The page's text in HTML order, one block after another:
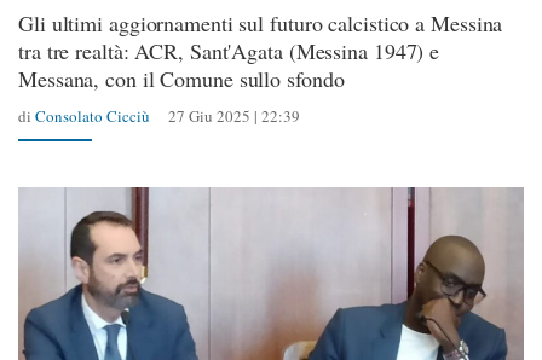
Gli ultimi aggiornamenti sul futuro calcistico a Messina
tra tre realtà: ACR, Sant'Agata (Messina 1947) e
Messana, con il Comune sullo sfondo
di Consolato Cicciù 27 Giu 2025 | 22:39